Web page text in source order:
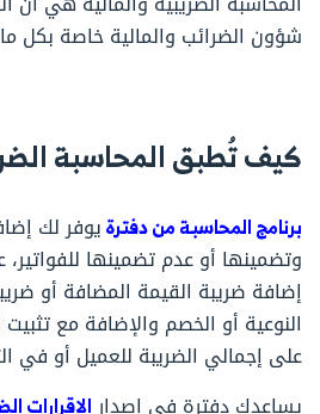
شؤون الضرائب والمالية خاصة بكل ما
كيف تُطبق المحاسبة
برنامج المحاسبة من دفترةيوفر لك
وتضمينها أو عدم تضمينها
إضافة ضريبة القيمة المضافة أو
النوعية أو الخصم والإضافة مع
على إجمالي الضريبة للعميل أو في
يساعدك دفترة في إصدارالإقرارات